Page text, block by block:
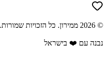
©
2026 ממירון. כל הזכויות שמורות.
נבנה עם ❤️ בישראל